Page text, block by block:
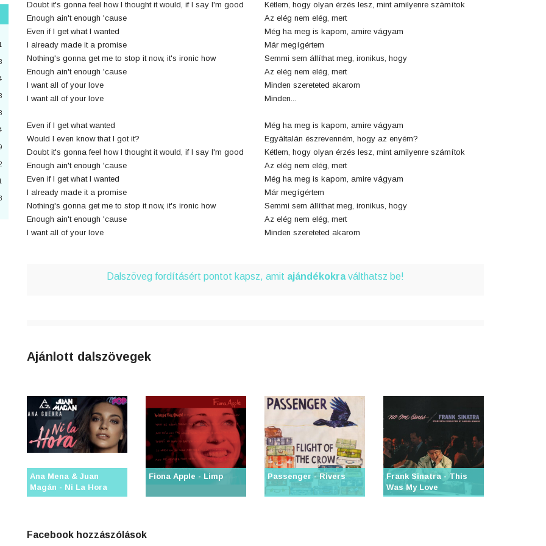
Doubt it's gonna feel how I thought it would, if I say I'm good
Enough ain't enough 'cause
Even if I get what I wanted
I already made it a promise
Nothing's gonna get me to stop it now, it's ironic how
Enough ain't enough 'cause
I want all of your love
I want all of your love
Even if I get what wanted
Would I even know that I got it?
Doubt it's gonna feel how I thought it would, if I say I'm good
Enough ain't enough 'cause
Even if I get what I wanted
I already made it a promise
Nothing's gonna get me to stop it now, it's ironic how
Enough ain't enough 'cause
I want all of your love
Kétlem, hogy olyan érzés lesz, mint amilyenre számítok
Az elég nem elég, mert
Még ha meg is kapom, amire vágyam
Már megígértem
Semmi sem állíthat meg, ironikus, hogy
Az elég nem elég, mert
Minden szereteted akarom
Minden...
Még ha meg is kapom, amire vágyam
Egyáltalán észrevenném, hogy az enyém?
Kétlem, hogy olyan érzés lesz, mint amilyenre számítok
Az elég nem elég, mert
Még ha meg is kapom, amire vágyam
Már megígértem
Semmi sem állíthat meg, ironikus, hogy
Az elég nem elég, mert
Minden szereteted akarom
Dalszöveg fordításért pontot kapsz, amit ajándékokraválthatsz be!
Ajánlott dalszövegek
Ana Mena & Juan
Magán - Ni La Hora
Fiona Apple - Limp Passenger - Rivers
Frank Sinatra - This
Was My Love
Facebook hozzászólások